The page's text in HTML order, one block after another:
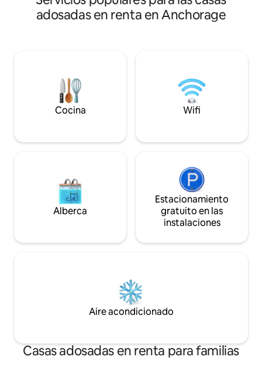
totalmente equipada.​ Unidad ✨ tranquila
y final: escaleras en casa​ ✨ Cerca de
nosotros para ver otros alojamientos
que podamos alojarnos. 📅 ¿Te quedas
un rato? ¡Damos la bienvenida a
personalizados.
adosadas en renta en Anchorage
Cocina Wifi
Alberca
Estacionamiento
gratuito en las
instalaciones
Aire acondicionado
Casas adosadas en renta para familias